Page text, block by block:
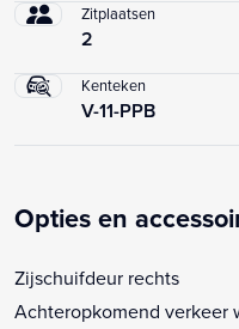
Zitplaatsen
2
Kenteken
V-11-PPB
Opties en
Zijschuifdeur rechts
Achteropkomend verkeer